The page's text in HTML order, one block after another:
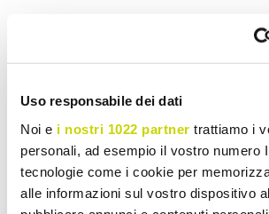
Uso responsabile dei dati
Noi e i nostri 1022 partner trattiamo i
personali, ad esempio il vostro numero
tecnologie come i cookie per
alle informazioni sul vostro dispositivo
sollten gut funktionieren, vor
umweltschonende
oder Methan) auch Heizkörper, die mit
Erneuerbare Energie– Im inneren des
eine Flüssigket, diese wird erwärmt und gibt
an den Pufferspeicher ab. Pufferspeicher
deshalb so wichtig, weil die Wärmeabgabe
schlechter geregelt werden kann als bei einer